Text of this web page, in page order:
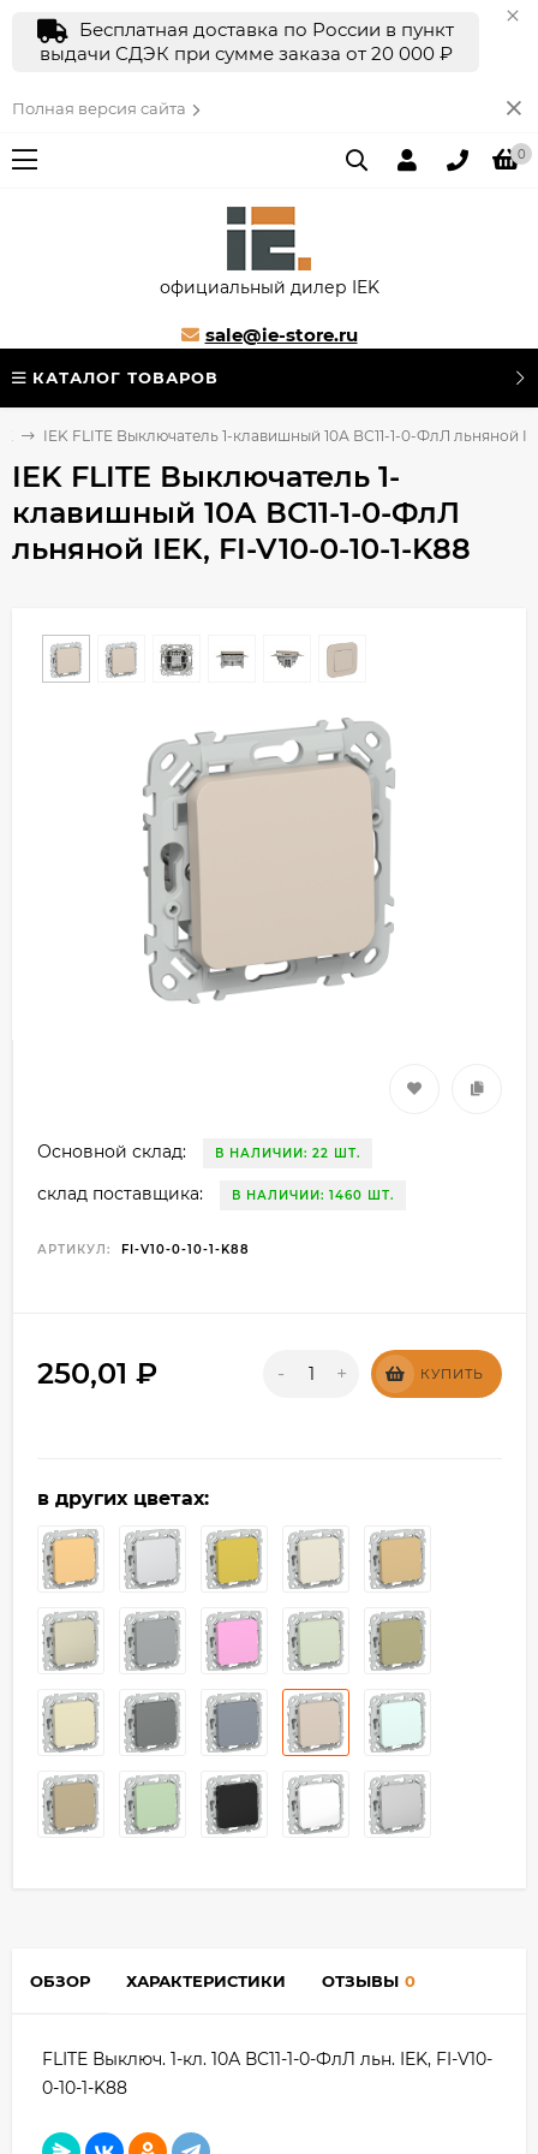
Бесплатная доставка по России в пункт
выдачи СДЭК при сумме заказа от 20 000 ₽
Полная версия сайта
0
официальный дилер IEK
sale@ie-store.ru
КАТАЛОГ ТОВАРОВ
IEK FLITE Выключатель 1-клавишный 10А ВС11-1-0-ФлЛ льняной
IEK FLITE Выключатель 1-
клавишный 10А ВС11-1-0-ФлЛ
льняной IEK, FI-V10-0-10-1-K88
Основной склад: В НАЛИЧИИ: 22 ШТ.
склад поставщика: В НАЛИЧИИ: 1460 ШТ.
АРТИКУЛ: FI-V10-0-10-1-K88
250,01 ₽ - + КУПИТЬ
в других цветах:
ОБЗОР ХАРАКТЕРИСТИКИ ОТЗЫВЫ 0
FLITE Выключ. 1-кл. 10А ВС11-1-0-ФлЛ льн. IEK, FI-V10-
0-10-1-K88